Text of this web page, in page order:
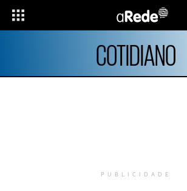
COTIDIANO
PUBLICIDADE